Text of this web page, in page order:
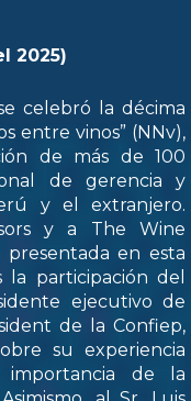
2025)
celebró la décima
entre vinos” (NNv),
de más de 100
de gerencia y
y el extranjero.
y a The Wine
en esta
la participación del
ejecutivo de
de la Confiep,
su experiencia
de la